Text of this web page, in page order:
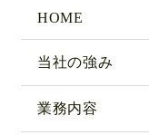
HOME
当社の強み
業務内容